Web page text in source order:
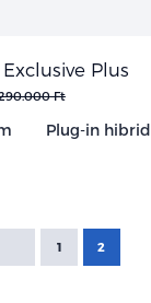
Plus
Ft
Plug-in hibrid
1 2